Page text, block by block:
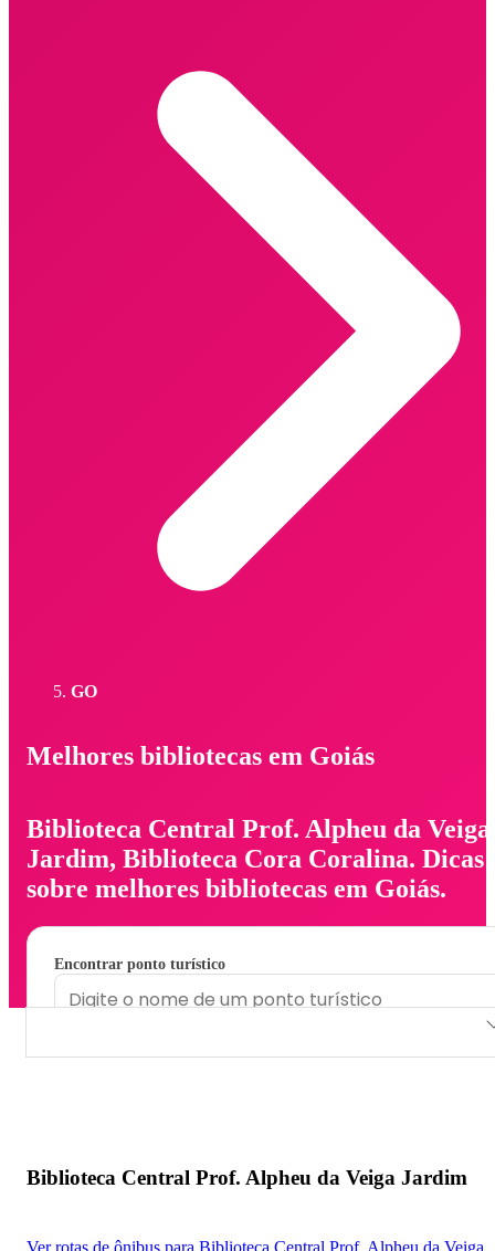
GO
Melhores bibliotecas em Goiás
Biblioteca Central Prof. Alpheu da Veiga
Jardim, Biblioteca Cora Coralina. Dicas
sobre melhores bibliotecas em Goiás.
Encontrar ponto turístico
Biblioteca Central Prof. Alpheu da Veiga Jardim
Ver rotas de ônibus para Biblioteca Central Prof. Alpheu da Veiga